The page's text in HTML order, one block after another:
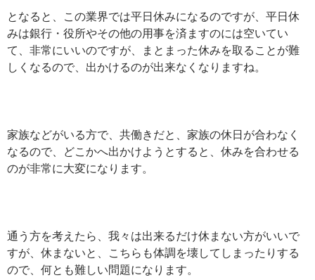
となると、この業界では平日休みになるのですが、平日休
みは銀行・役所やその他の用事を済ますのには空いてい
て、非常にいいのですが、まとまった休みを取ることが難
しくなるので、出かけるのが出来なくなりますね。
家族などがいる方で、共働きだと、家族の休日が合わなく
なるので、どこかへ出かけようとすると、休みを合わせる
のが非常に大変になります。
通う方を考えたら、我々は出来るだけ休まない方がいいで
すが、休まないと、こちらも体調を壊してしまったりする
ので、何とも難しい問題になります。